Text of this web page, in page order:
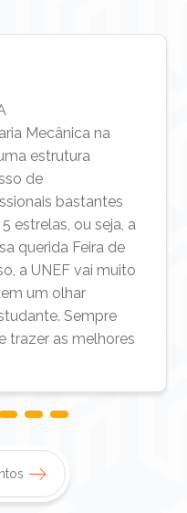
Mecânica na
estrutura
de
bastantes
estrelas, ou seja, a
querida Feira de
a UNEF vai muito
um olhar
Sempre
trazer as melhores